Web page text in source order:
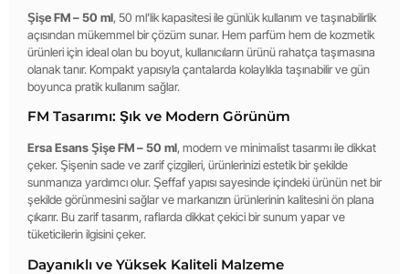
Şişe FM – 50 ml, 50 ml’lik kapasitesi ile günlük kullanım ve taşınabilirlik
açısından mükemmel bir çözüm sunar. Hem parfüm hem de kozmetik
ürünleri için ideal olan bu boyut, kullanıcıların ürünü rahatça taşımasına
olanak tanır. Kompakt yapısıyla çantalarda kolaylıkla taşınabilir ve gün
boyunca pratik kullanım sağlar.
FM Tasarımı: Şık ve Modern Görünüm
Ersa Esans Şişe FM – 50 ml, modern ve minimalist tasarımı ile dikkat
çeker. Şişenin sade ve zarif çizgileri, ürünlerinizi estetik bir şekilde
sunmanıza yardımcı olur. Şeffaf yapısı sayesinde içindeki ürünün net bir
şekilde görünmesini sağlar ve markanızın ürünlerinin kalitesini ön plana
çıkarır. Bu zarif tasarım, raflarda dikkat çekici bir sunum yapar ve
tüketicilerin ilgisini çeker.
Dayanıklı ve Yüksek Kaliteli Malzeme